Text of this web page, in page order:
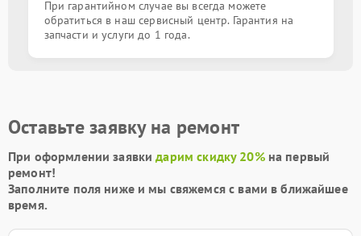
При гарантийном случае вы всегда можете
обратиться в наш сервисный центр. Гарантия на
запчасти и услуги до 1 года.
Оставьте заявку на ремонт
При оформлении заявкидарим скидку 20%на первый
ремонт!
Заполните поля ниже и мы свяжемся с вами в ближайшее
время.